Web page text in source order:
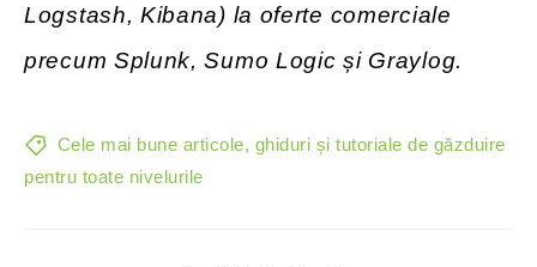
Logstash, Kibana) la oferte comerciale
precum Splunk, Sumo Logic și Graylog.
Cele mai bune articole, ghiduri și tutoriale de găzduire
pentru toate nivelurile